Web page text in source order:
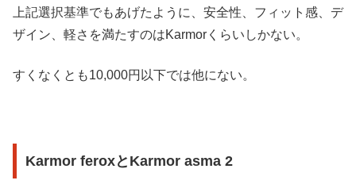
上記選択基準でもあげたように、安全性、フィット感、デ
ザイン、軽さを満たすのはKarmorくらいしかない。
すくなくとも10,000円以下では他にない。
Karmor feroxとKarmor asma 2